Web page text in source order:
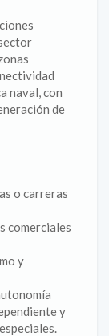
naval, con
de
o carreras
comerciales
y
y